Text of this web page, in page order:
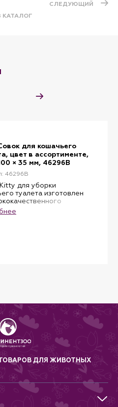
КАТАЛОГ
СЛЕДУЮЩИЙ
для кошачьего
цвет в ассортименте,
× 35 мм, 46296B
46296B
для уборки
туалета изготовлен
который отлично
от загрязнений и
ДЛЯ ЖИВОТНЫХ